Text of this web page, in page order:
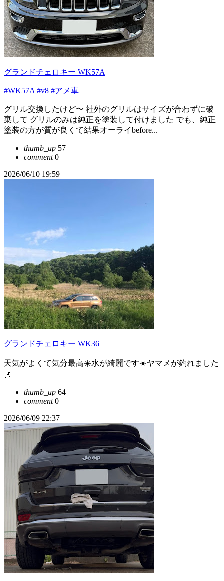
グランドチェロキー WK57A
#WK57A #v8 #アメ車
グリル交換したけど〜 社外のグリルはサイズが合わずに破
棄して グリルのみは純正を塗装して付けました でも、純正
塗装の方が質が良くて結果オーライbefore...
thumb_up 57
comment0
2026/06/10 19:59
グランドチェロキー WK36
天気がよくて気分最高☀️水が綺麗です☀️ヤマメが釣れました
🎶
thumb_up 64
comment0
2026/06/09 22:37